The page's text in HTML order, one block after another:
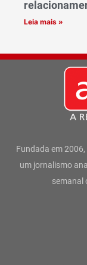
Leia mais »
Fundada em
um jornalismo
semanal